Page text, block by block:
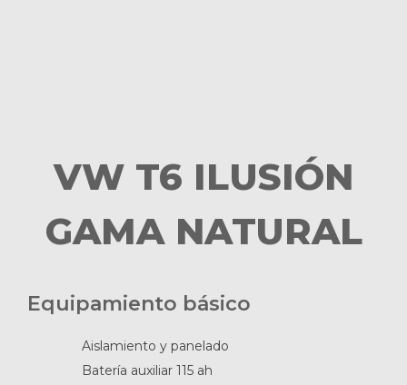
VW T6 ILUSIÓN
GAMA NATURAL
Equipamiento básico
Aislamiento y panelado
Batería auxiliar 115 ah